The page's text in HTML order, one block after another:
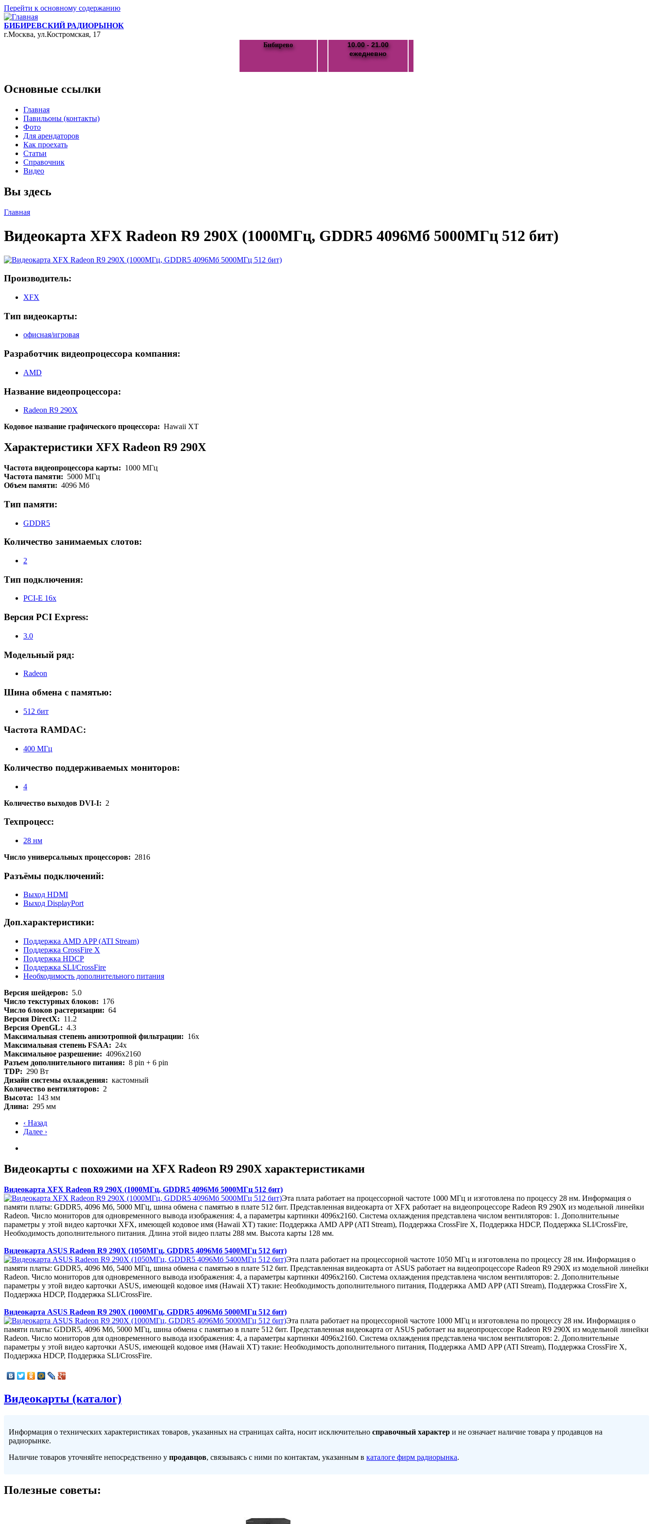
Перейти к основному содержанию
БИБИРЕВСКИЙ РАДИОРЫНОК
г.Москва, ул.Костромская, 17
Бибирево
10.00 - 21.00
ежедневно
Основные ссылки
Главная
Павильоны (контакты)
Фото
Для арендаторов
Как проехать
Статьи
Справочник
Видео
Вы здесь
Главная
Видеокарта XFX Radeon R9 290X (1000МГц, GDDR5 4096Мб 5000МГц 512 бит)
Производитель:
XFX
Тип видеокарты:
офисная/игровая
Разработчик видеопроцессора компания:
AMD
Название видеопроцессора:
Radeon R9 290X
Кодовое название графического процессора: Hawaii XT
Характеристики XFX Radeon R9 290X
Частота видеопроцессора карты: 1000 МГц
Частота памяти: 5000 МГц
Объем памяти: 4096 Мб
Тип памяти:
GDDR5
Количество занимаемых слотов:
2
Тип подключения:
PCI-E 16x
Версия PCI Express:
3.0
Модельный ряд:
Radeon
Шина обмена с памятью:
512 бит
Частота RAMDAC:
400 МГц
Количество поддерживаемых мониторов:
4
Количество выходов DVI-I: 2
Техпроцесс:
28 нм
Число универсальных процессоров: 2816
Разъёмы подключений:
Выход HDMI
Выход DisplayPort
Доп.характеристики:
Поддержка AMD APP (ATI Stream)
Поддержка CrossFire X
Поддержка HDCP
Поддержка SLI/CrossFire
Необходимость дополнительного питания
Версия шейдеров: 5.0
Число текстурных блоков: 176
Число блоков растеризации: 64
Версия DirectX: 11.2
Версия OpenGL: 4.3
Максимальная степень анизотропной фильтрации: 16x
Максимальная степень FSAA: 24x
Максимальное разрешение: 4096x2160
Разъем дополнительного питания: 8 pin + 6 pin
TDP: 290 Вт
Дизайн системы охлаждения: кастомный
Количество вентиляторов: 2
Высота: 143 мм
Длина: 295 мм
‹ Назад
Далее ›
Видеокарты с похожими на XFX Radeon R9 290X характеристиками
Видеокарта XFX Radeon R9 290X (1000МГц, GDDR5 4096Мб 5000МГц 512 бит)
Эта плата работает на процессорной частоте 1000 МГц и изготовлена по процессу 28 нм. Информация о
памяти платы: GDDR5, 4096 Мб, 5000 МГц, шина обмена с памятью в плате 512 бит. Представленная видеокарта от XFX работает на видеопроцессоре Radeon R9 290X из модельной линейки
Radeon. Число мониторов для одновременного вывода изображения: 4, а параметры картинки 4096x2160. Система охлаждения представлена числом вентиляторов: 1. Дополнительные
параметры у этой видео карточки XFX, имеющей кодовое имя (Hawaii XT) такие: Поддержка AMD APP (ATI Stream), Поддержка CrossFire X, Поддержка HDCP, Поддержка SLI/CrossFire,
Необходимость дополнительного питания. Длина этой видео платы 288 мм. Высота карты 128 мм.
Видеокарта ASUS Radeon R9 290X (1050МГц, GDDR5 4096Мб 5400МГц 512 бит)
Эта плата работает на процессорной частоте 1050 МГц и изготовлена по процессу 28 нм. Информация о
памяти платы: GDDR5, 4096 Мб, 5400 МГц, шина обмена с памятью в плате 512 бит. Представленная видеокарта от ASUS работает на видеопроцессоре Radeon R9 290X из модельной линейки
Radeon. Число мониторов для одновременного вывода изображения: 4, а параметры картинки 4096x2160. Система охлаждения представлена числом вентиляторов: 2. Дополнительные
параметры у этой видео карточки ASUS, имеющей кодовое имя (Hawaii XT) такие: Необходимость дополнительного питания, Поддержка AMD APP (ATI Stream), Поддержка CrossFire X,
Поддержка HDCP, Поддержка SLI/CrossFire.
Видеокарта ASUS Radeon R9 290X (1000МГц, GDDR5 4096Мб 5000МГц 512 бит)
Эта плата работает на процессорной частоте 1000 МГц и изготовлена по процессу 28 нм. Информация о
памяти платы: GDDR5, 4096 Мб, 5000 МГц, шина обмена с памятью в плате 512 бит. Представленная видеокарта от ASUS работает на видеопроцессоре Radeon R9 290X из модельной линейки
Radeon. Число мониторов для одновременного вывода изображения: 4, а параметры картинки 4096x2160. Система охлаждения представлена числом вентиляторов: 2. Дополнительные
параметры у этой видео карточки ASUS, имеющей кодовое имя (Hawaii XT) такие: Необходимость дополнительного питания, Поддержка AMD APP (ATI Stream), Поддержка CrossFire X,
Поддержка HDCP, Поддержка SLI/CrossFire.
Видеокарты (каталог)
Информация о технических характеристиках товаров, указанных на страницах сайта, носит исключительно справочный характер и не означает наличие товара у продавцов на
радиорынке.
Наличие товаров уточняйте непосредственно у продавцов, связываясь с ними по контактам, указанным в каталоге фирм радиорынка.
Полезные советы: